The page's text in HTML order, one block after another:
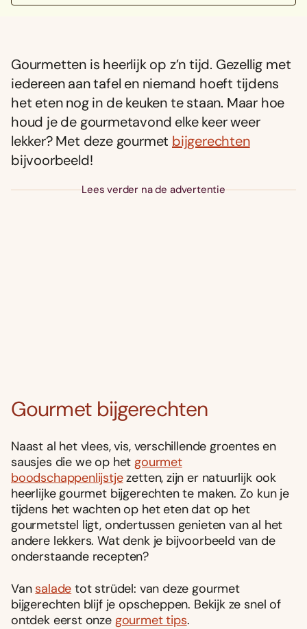
Gourmetten is heerlijk op z’n tijd. Gezellig met
iedereen aan tafel en niemand hoeft tijdens
het eten nog in de keuken te staan. Maar hoe
houd je de gourmetavond elke keer weer
lekker? Met deze gourmet bijgerechten
bijvoorbeeld!
Lees verder na de advertentie
Gourmet bijgerechten
Naast al het vlees, vis, verschillende groentes en
sausjes die we op hetgourmet
boodschappenlijstjezetten, zijn er natuurlijk ook
heerlijke gourmet bijgerechten te maken. Zo kun je
tijdens het wachten op het eten dat op het
gourmetstel ligt, ondertussen genieten van al het
andere lekkers. Wat denk je bijvoorbeeld van de
onderstaande recepten?
Van salade tot strüdel: van deze gourmet
bijgerechten blijf je opscheppen. Bekijk ze snel of
ontdek eerst onze gourmet tips.